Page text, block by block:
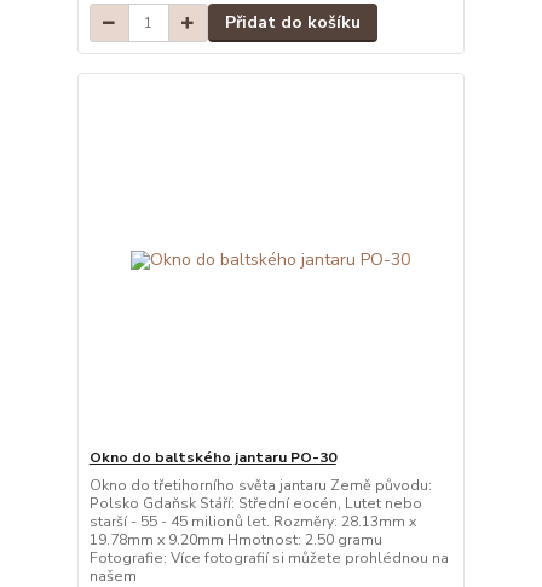
Přidat do košíku
Okno do baltského jantaru PO-30
Okno do třetihorního světa jantaru Země původu:
Polsko Gdaňsk Stáří: Střední eocén, Lutet nebo
starší - 55 - 45 milionů let. Rozměry: 28.13mm x
19.78mm x 9.20mm Hmotnost: 2.50 gramu
Fotografie: Více fotografií si můžete prohlédnou na
našem